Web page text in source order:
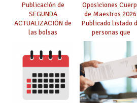
Publicación de
SEGUNDA
ACTUALIZACIÓN de
las bolsas
Cuerpo de Maestros
de especialidades
convocadas a
oposición
Oposiciones
de Maestros
Publicado listado
personas que
adquieren nueva
especialidad